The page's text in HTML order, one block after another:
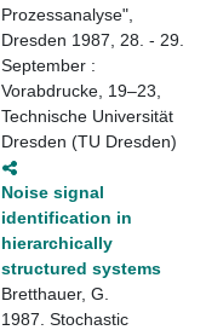
Prozessanalyse",
Dresden 1987, 28. - 29.
September :
Vorabdrucke, 19–23,
Technische Universität
Dresden (TU Dresden)
Noise signal
identification in
hierarchically
structured systems
Bretthauer, G.
1987. Stochastic